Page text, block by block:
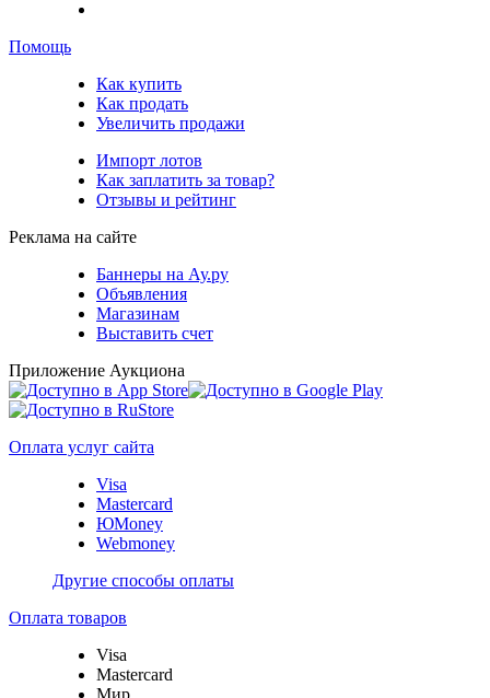
Помощь
Как купить
Как продать
Увеличить продажи
Импорт лотов
Как заплатить за товар?
Отзывы и рейтинг
Реклама на сайте
Баннеры на Ау.ру
Объявления
Магазинам
Выставить счет
Приложение Аукциона
Оплата услуг сайта
Visa
Mastercard
ЮMoney
Webmoney
Другие способы оплаты
Оплата товаров
Visa
Mastercard
Мир